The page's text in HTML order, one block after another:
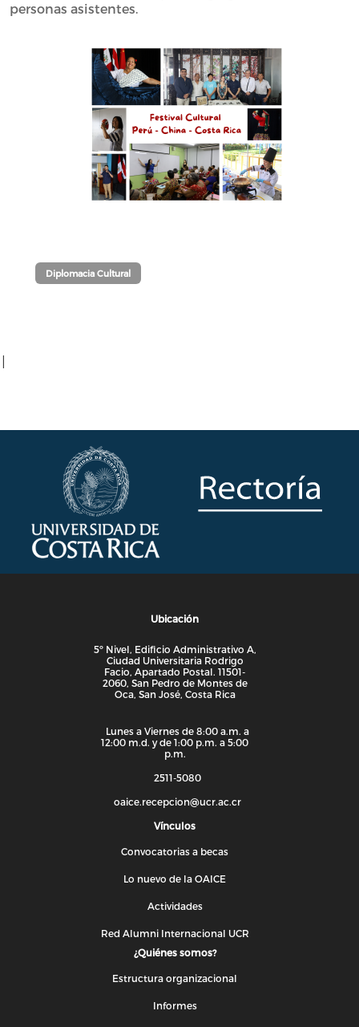
personas asistentes.
Diplomacia Cultural
|
Ubicación
5º Nivel, Edificio Administrativo A,
Ciudad Universitaria Rodrigo
Facio, Apartado Postal. 11501-
2060, San Pedro de Montes de
Oca, San José, Costa Rica
Lunes a Viernes de 8:00 a.m. a
12:00 m.d. y de 1:00 p.m. a 5:00
p.m.
2511-5080
oaice.recepcion@ucr.ac.cr
Vínculos
Convocatorias a becas
Lo nuevo de la OAICE
Actividades
Red Alumni Internacional UCR
¿Quiénes somos?
Estructura organizacional
Informes